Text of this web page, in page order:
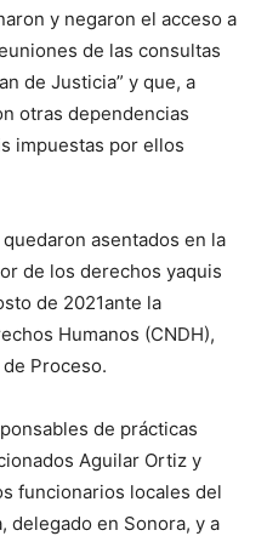
y negaron el acceso a
de las consultas
de Justicia” y que, a
otras dependencias
impuestas por ellos
asentados en la
de los derechos yaquis
de 2021ante la
Humanos (CNDH),
Proceso.
de prácticas
Aguilar Ortiz y
funcionarios locales del
delegado en Sonora, y a